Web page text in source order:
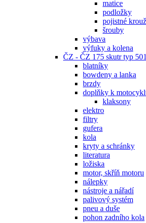
matice
podložky
pojistné
šrouby
výbava
výfuky a kolena
ČZ - ČZ 175 skutr typ
blatníky
bowdeny a lanka
brzdy
doplňky k
klaksony
elektro
filtry
gufera
kola
kryty a schránky
literatura
ložiska
motor, skříň motoru
nálepky
nástroje a nářadí
palivový systém
pneu a duše
pohon zadního kola